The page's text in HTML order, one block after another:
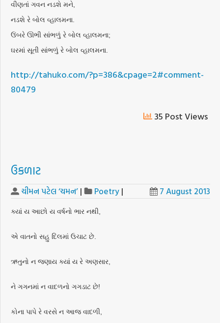
વીણતાં ગવન નડશે મને,
નડશે રે બોલ વ્હાલમના.
ઉંબરે ઊભી સાંભળું રે બોલ વ્હાલમના;
ઘરમાં સૂતી સાંભળું રે બોલ વ્હાલમના.
http://tahuko.com/?p=386&cpage=2#comment-
80479
35 Post Views
ઉકળાટ
ચીમન પટેલ ‘ચમન’ | Poetry | 7 August 2013
ક્યાં ય આછો ય વર્ષનો ભાર નથી,
એ વાતનો સહુ દિલમાં ઉચાટ છે.
ઋતુનો ન જણાય ક્યાં ય રે અણસાર,
ને ગગનમાં ન વાદળનો ગગડાટ છે!
કોના પાપે રે વરસે ન આજ વાદળી,